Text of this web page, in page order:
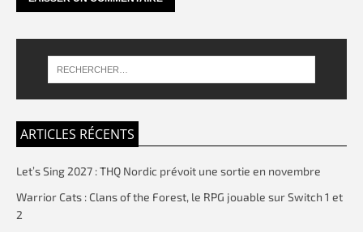
ARTICLES RÉCENTS
Let’s Sing 2027 : THQ Nordic prévoit une sortie en novembre
Warrior Cats : Clans of the Forest, le RPG jouable sur Switch 1 et
2